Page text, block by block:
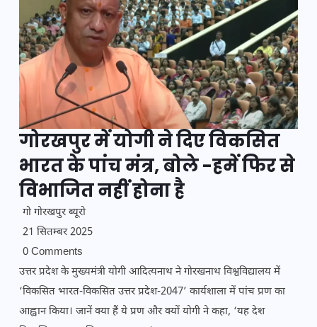
गोरखपुर में योगी ने दिए विकसित
भारत के पांच मंत्र, बोले -हमें फिर से
विभाजित नहीं होना है
गो गोरखपुर ब्यूरो
21 सितम्बर 2025
0 Comments
उत्तर प्रदेश के मुख्यमंत्री योगी आदित्यनाथ ने गोरखनाथ विश्वविद्यालय में
‘विकसित भारत-विकसित उत्तर प्रदेश-2047’ कार्यशाला में पांच प्रण का
आह्वान किया। जानें क्या हैं ये प्रण और क्यों योगी ने कहा, ‘यह देश